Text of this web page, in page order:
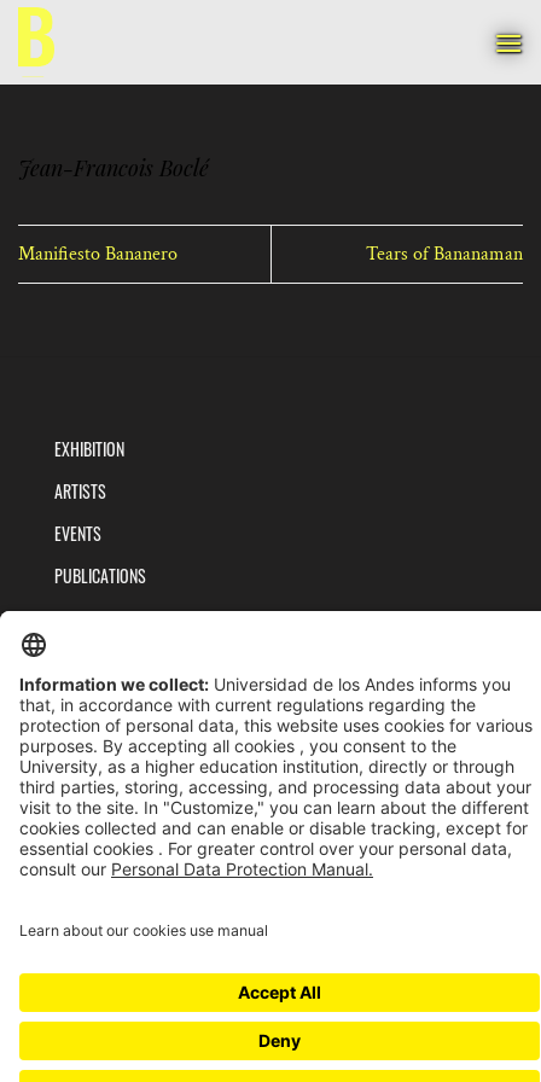
Skip
content
Jean-Francois Boclé
Manifiesto Bananero Tears of Bananaman
EXHIBITION
ARTISTS
EVENTS
PUBLICATIONS
TEAM
TERMS AND CONDITIONS
Reconocimiento personería jurídica: Resolución 28 del 23 de febrero de 1949 MinJusticia.